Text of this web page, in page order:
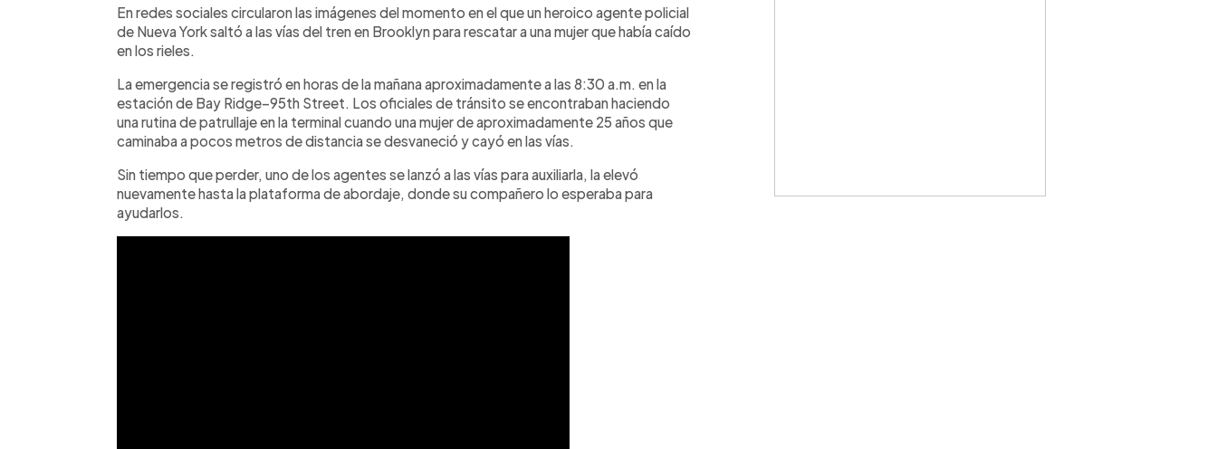
Escuchar artículo
En redes sociales circularon las imágenes del momento en el que un heroico agente policial
de Nueva York saltó a las vías del tren en Brooklyn para rescatar a una mujer que había caído
en los rieles.
La emergencia se registró en horas de la mañana aproximadamente a las 8:30 a.m. en la
estación de Bay Ridge–95th Street. Los oficiales de tránsito se encontraban haciendo
una rutina de patrullaje en la terminal cuando una mujer de aproximadamente 25 años que
caminaba a pocos metros de distancia se desvaneció y cayó en las vías.
Sin tiempo que perder, uno de los agentes se lanzó a las vías para auxiliarla, la elevó
nuevamente hasta la plataforma de abordaje, donde su compañero lo esperaba para
ayudarlos.